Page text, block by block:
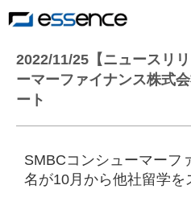
サービ
ニュース＆
採用
2022/11/25【ニュースリ
ーマーファイナンス株式
ート
SMBCコンシューマーフ
名が10月から他社留学を